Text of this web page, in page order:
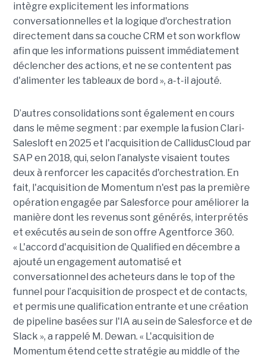
intègre explicitement les informations
conversationnelles et la logique d'orchestration
directement dans sa couche CRM et son workflow
afin que les informations puissent immédiatement
déclencher des actions, et ne se contentent pas
d'alimenter les tableaux de bord », a-t-il ajouté.
D’autres consolidations sont également en cours
dans le même segment : par exemple la fusion Clari-
Salesloft en 2025 et l'acquisition de CallidusCloud par
SAP en 2018, qui, selon l’analyste visaient toutes
deux à renforcer les capacités d'orchestration. En
fait, l'acquisition de Momentum n'est pas la première
opération engagée par Salesforce pour améliorer la
manière dont les revenus sont générés, interprétés
et exécutés au sein de son offre Agentforce 360.
« L'accord d'acquisition de Qualified en décembre a
ajouté un engagement automatisé et
conversationnel des acheteurs dans le top of the
funnel pour l’acquisition de prospect et de contacts,
et permis une qualification entrante et une création
de pipeline basées sur l'IA au sein de Salesforce et de
Slack », a rappelé M. Dewan. « L'acquisition de
Momentum étend cette stratégie au middle of the